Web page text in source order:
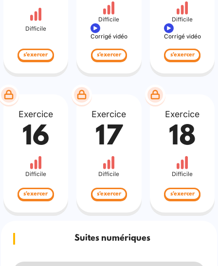
Difficile
s'exercer
Difficile
Corrigé vidéo
s'exercer
Difficile
Corrigé vidéo
s'exercer
Exercice
16
Difficile
s'exercer
Exercice
17
Difficile
s'exercer
Exercice
18
Difficile
s'exercer
Suites numériques